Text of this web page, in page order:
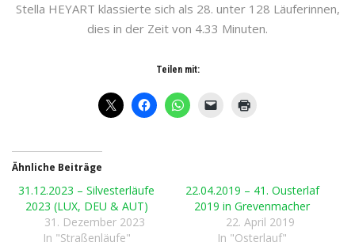
Stella HEYART klassierte sich als 28. unter 128 Läuferinnen,
dies in der Zeit von 4.33 Minuten.
Teilen mit:
Ähnliche Beiträge
31.12.2023 – Silvesterläufe
2023 (LUX, DEU & AUT)
31. Dezember 2023
In "Straßenläufe"
22.04.2019 – 41. Ousterlaf
2019 in Grevenmacher
22. April 2019
In "Osterlauf"